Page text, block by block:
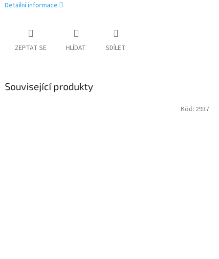
Detailní informace
ZEPTAT SE HLÍDAT SDÍLET
Související produkty
Kód: 2937